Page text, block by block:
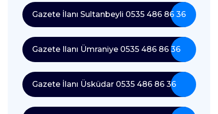
Gazete İlanı Sultanbeyli 0535 486 86 36
Gazete Ilanı Ümraniye 0535 486 86 36
Gazete İlanı Üsküdar 0535 486 86 36